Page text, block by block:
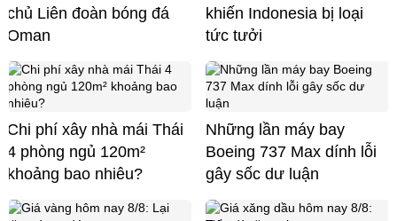
chủ Liên đoàn bóng đá
Oman
khiến Indonesia bị loại
tức tưởi
Chi phí xây nhà mái Thái
4 phòng ngủ 120m²
khoảng bao nhiêu?
Những lần máy bay
Boeing 737 Max dính lỗi
gây sốc dư luận